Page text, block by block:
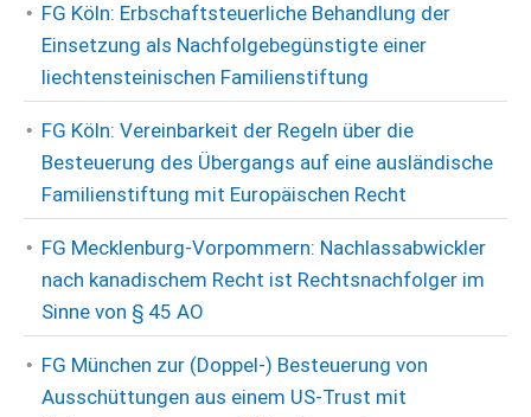
FG Köln: Erbschaftsteuerliche Behandlung der
Einsetzung als Nachfolgebegünstigte einer
liechtensteinischen Familienstiftung
FG Köln: Vereinbarkeit der Regeln über die
Besteuerung des Übergangs auf eine ausländische
Familienstiftung mit Europäischen Recht
FG Mecklenburg-Vorpommern: Nachlassabwickler
nach kanadischem Recht ist Rechtsnachfolger im
Sinne von § 45 AO
FG München zur (Doppel-) Besteuerung von
Ausschüttungen aus einem US-Trust mit